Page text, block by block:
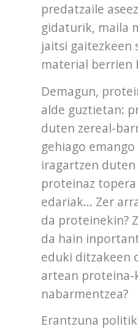
predatzaile
gidaturik, maila
jaitsi gaitezkeen
material berrien
Demagun,
alde guztietan:
duten zereal-
gehiago
iragartzen
proteinaz
edariak... Zer
da proteinekin?
da hain
eduki ditzakeen
artean proteina-
nabarmentzea?
Erantzuna